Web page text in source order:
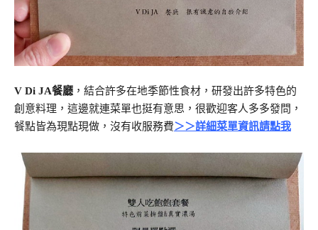
V Di JA餐廳 ，結合許多在地季節性食材，研發出許多特色的
創意料理，這邊就連菜單也挺有意思，很歡迎客人多多發問，
餐點皆為現點現做，沒有收服務費＞＞詳細菜單資訊請點我